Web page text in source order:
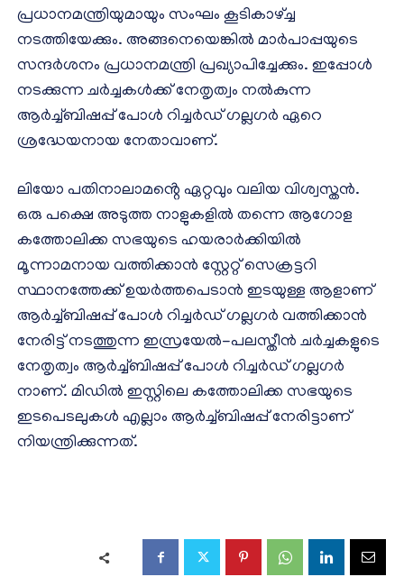
പ്രധാനമന്ത്രിയുമായും സംഘം കൂടികാഴ്ച്ച
നടത്തിയേക്കും. അങ്ങനെയെങ്കിൽ മാർപാപ്പയുടെ
സന്ദർശനം പ്രധാനമന്ത്രി പ്രഖ്യാപിച്ചേക്കും. ഇപ്പോൾ
നടക്കുന്ന ചർച്ചകൾക്ക് നേതൃത്വം നൽകുന്ന
ആർച്ച്ബിഷപ്പ് പോൾ റിച്ചർഡ് ഗല്ലഗർ ഏറെ
ശ്രദ്ധേയനായ നേതാവാണ്.
ലിയോ പതിനാലാമൻ്റെ ഏറ്റവും വലിയ വിശ്വസ്തൻ.
ഒരു പക്ഷെ അടുത്ത നാളുകളിൽ തന്നെ ആഗോള
കത്തോലിക്ക സഭയുടെ ഹയരാർക്കിയിൽ
മൂന്നാമനായ വത്തിക്കാൻ സ്റ്റേറ്റ് സെക്രട്ടറി
സ്ഥാനത്തേക്ക് ഉയർത്തപെടാൻ ഇടയുള്ള ആളാണ്
ആർച്ച്ബിഷപ്പ് പോൾ റിച്ചർഡ് ഗല്ലഗർ വത്തിക്കാൻ
നേരിട്ട് നടത്തുന്ന ഇസ്രയേൽ-പലസ്തീൻ ചർച്ചകളുടെ
നേതൃത്വം ആർച്ച്ബിഷപ്പ് പോൾ റിച്ചർഡ് ഗല്ലഗർ
നാണ്. മിഡിൽ ഇസ്റ്റിലെ കത്തോലിക്ക സഭയുടെ
ഇടപെടലുകൾ എല്ലാം ആർച്ച്ബിഷപ്പ് നേരിട്ടാണ്
നിയന്ത്രിക്കുന്നത്.